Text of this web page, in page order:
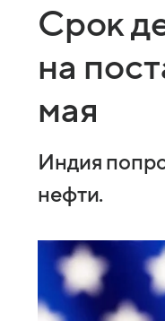
Срок
на
мая
Индия
нефти.